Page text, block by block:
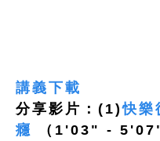
講義下載
分享影片：(1)快樂
癮
（1'03" - 5'07"